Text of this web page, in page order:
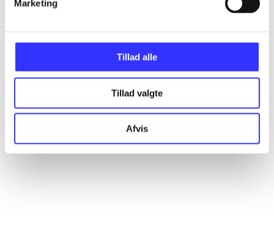
Marketing
Tillad alle
Tillad valgte
Afvis